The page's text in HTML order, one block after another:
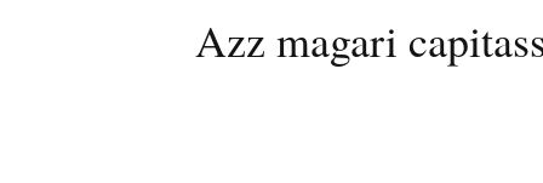
Azz magari